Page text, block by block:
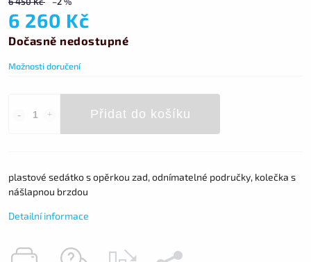
6 260 Kč
Dočasně nedostupné
Možnosti doručení
Přidat do košíku
plastové sedátko s opěrkou zad, odnímatelné područky, kolečka s
nášlapnou brzdou
Detailní informace